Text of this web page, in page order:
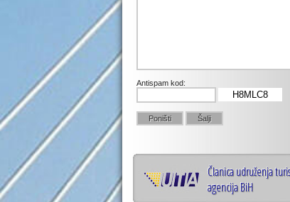
Antispam kod:
H8MLC8
Članica udruženja
agencija BiH